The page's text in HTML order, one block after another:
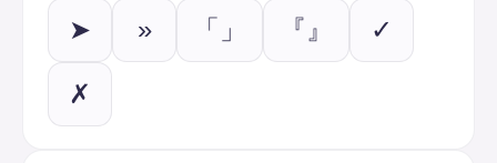
➤ » 「」 『』 ✓
✗